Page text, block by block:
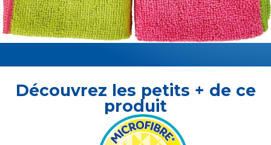
Découvrez les petits + de ce
produit